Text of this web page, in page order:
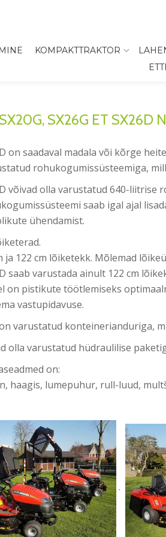
KOMPAKTTRAKTOR
SX26G ET SX26D
on saadaval madala või kõrge
rohukogumissüsteemiga,
võivad olla varustatud 640-
saab igal ajal
ühendamist.
ja 122 cm lõiketekk. Mõlemad
saab varustada ainult 122 cm
on pistikute töötlemiseks
vastupidavuse.
varustatud konteinerianduriga,
olla varustatud hüdraulilise
on:
haagis, lumepuhur, rull-luud,
.